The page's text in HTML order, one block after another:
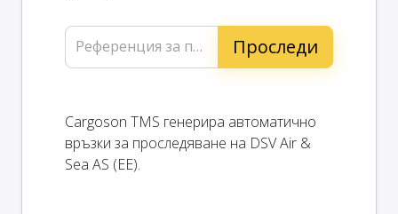
Референция за проследяване...
Cargoson TMS генерира автоматично
връзки за проследяване на DSV Air &
Sea AS (EE).